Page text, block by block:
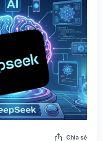
Chia sẻ